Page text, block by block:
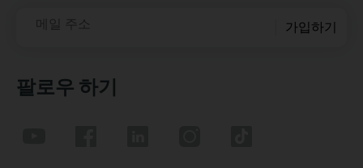
메일 주소 가입하기
팔로우 하기